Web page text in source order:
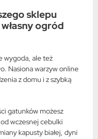
sklepu
ogród
wygoda, ale też
Nasiona warzyw online
z domu i z szybką
gatunków możesz
wczesnej cebulki
kapusty białej, dyni